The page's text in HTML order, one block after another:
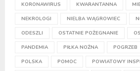
KORONAWIRUS KWARANTANNA
NEKROLOGI NIELBA WĄGROWIEC
ODESZLI OSTATNIE POŻEGNANIE
PANDEMIA PIŁKA NOŻNA POGRZEB
POLSKA POMOC POWIATOWY